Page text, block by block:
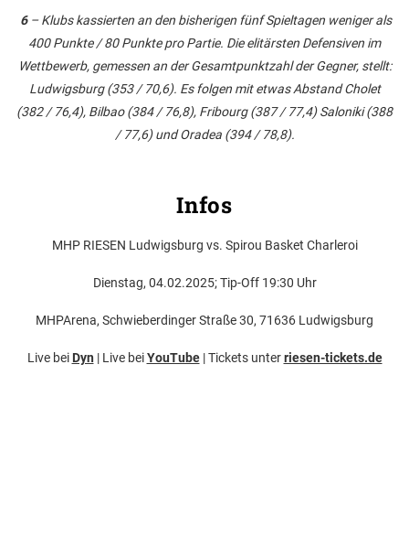
6– Klubs kassierten an den bisherigen fünf Spieltagen weniger als
400 Punkte / 80 Punkte pro Partie. Die elitärsten Defensiven im
Wettbewerb, gemessen an der Gesamtpunktzahl der Gegner, stellt:
Ludwigsburg (353 / 70,6). Es folgen mit etwas Abstand Cholet
(382 / 76,4), Bilbao (384 / 76,8), Fribourg (387 / 77,4) Saloniki (388
/ 77,6) und Oradea (394 / 78,8).
Infos
MHP RIESEN Ludwigsburg vs. Spirou Basket Charleroi
Dienstag, 04.02.2025; Tip-Off 19:30 Uhr
MHPArena, Schwieberdinger Straße 30, 71636 Ludwigsburg
Live bei Dyn | Live beiYouTube | Tickets unterriesen-tickets.de